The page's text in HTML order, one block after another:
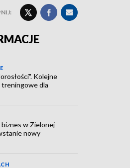
Kolejne
treningowe dla
biznes w Zielonej
nowy